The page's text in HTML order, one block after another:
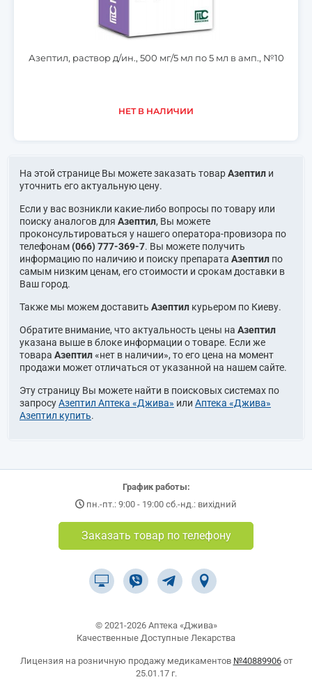
Азептил, раствор д/ин., 500 мг/5 мл по 5 мл в амп., №10
НЕТ В НАЛИЧИИ
На этой странице Вы можете заказать товарАзептил и
уточнить его актуальную цену.
Если у вас возникли какие-либо вопросы по товару или
поиску аналогов для Азептил, Вы можете
проконсультироваться у нашего оператора-провизора по
телефонам (066) 777-369-7. Вы можете получить
информацию по наличию и поиску препарата Азептил по
самым низким ценам, его стоимости и срокам доставки в
Ваш город.
Также мы можем доставить Азептил курьером по Киеву.
Обратите внимание, что актуальность цены на Азептил
указана выше в блоке информации о товаре. Если же
товара Азептил«нет в наличии», то его цена на момент
продажи может отличаться от указанной на нашем сайте.
Эту страницу Вы можете найти в поисковых системах по
запросуАзептил Аптека «Джива» или Аптека «Джива»
Азептил купить.
График работы:
пн.-пт.: 9:00 - 19:00 сб.-нд.: вихідний
Заказать товар по телефону
© 2021-2026 Аптека «Джива»
Качественные Доступные Лекарства
Лицензия на розничную продажу медикаментов №40889906от
25.01.17 г.